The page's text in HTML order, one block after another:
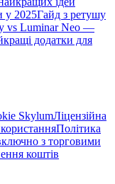
у 2025Гайд з ретушу
vs Luminar Neo —
додатки для
SkylumЛіцензійна
Політика
з торговими
коштів